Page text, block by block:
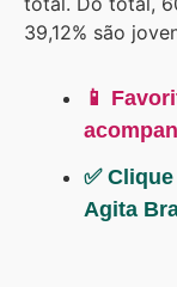
39,12% são
📱
✅
Agita